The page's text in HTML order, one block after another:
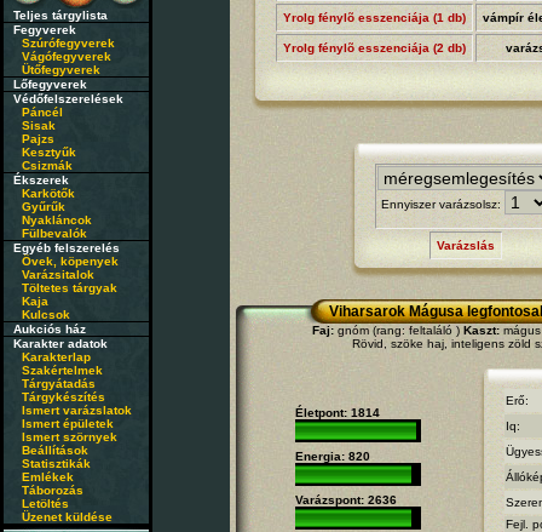
Teljes tárgylista
Fegyverek
Szúrófegyverek
Vágófegyverek
Ütőfegyverek
Lőfegyverek
Védőfelszerelések
Páncél
Sisak
Pajzs
Kesztyűk
Csizmák
Ékszerek
Karkötők
Gyűrűk
Nyakláncok
Fülbevalók
Egyéb felszerelés
Övek, köpenyek
Varázsitalok
Töltetes tárgyak
Kaja
Kulcsok
Aukciós ház
Karakter adatok
Karakterlap
Szakértelmek
Tárgyátadás
Tárgykészítés
Ismert varázslatok
Ismert épületek
Ismert szörnyek
Beállítások
Statisztikák
Emlékek
Táborozás
Letöltés
Üzenet küldése
Yrolg fénylõ esszenciája (1 db) vámpír
Yrolg fénylõ esszenciája (2 db)
Ennyiszer varázsolsz:
Varázslás
Viharsarok Mágusa
Faj:gnóm (rang: feltaláló ) Kaszt:mágus
Rövid, szöke haj, inteligens zöld
Életpont: 1814
Energia: 820
Varázspont: 2636
Erő:
Iq:
Fejl.